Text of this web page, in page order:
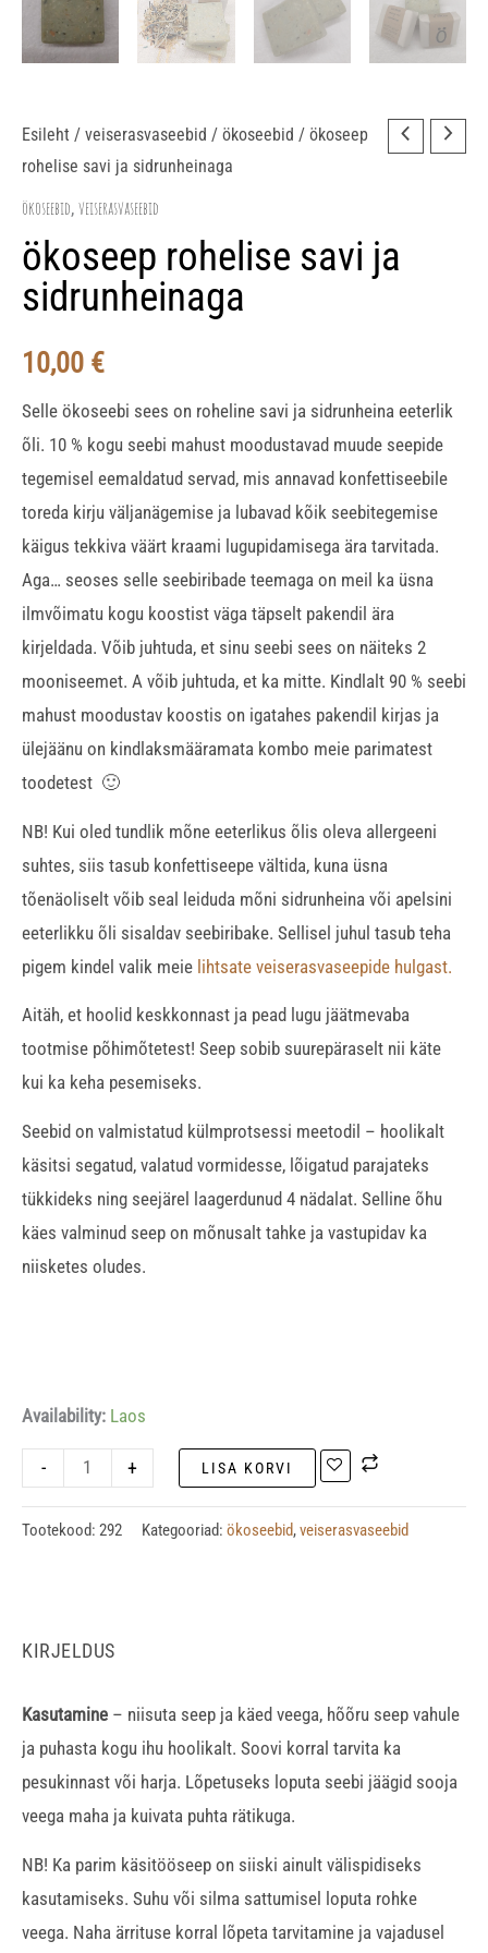
Esileht / veiserasvaseebid / ökoseebid / ökoseep
rohelise savi ja sidrunheinaga
ökoseebid, veiserasvaseebid
ökoseep rohelise savi ja
sidrunheinaga
10,00 €
Selle ökoseebi sees on roheline savi ja sidrunheina eeterlik
õli. 10 % kogu seebi mahust moodustavad muude seepide
tegemisel eemaldatud servad, mis annavad konfettiseebile
toreda kirju väljanägemise ja lubavad kõik seebitegemise
käigus tekkiva väärt kraami lugupidamisega ära tarvitada.
Aga… seoses selle seebiribade teemaga on meil ka üsna
ilmvõimatu kogu koostist väga täpselt pakendil ära
kirjeldada. Võib juhtuda, et sinu seebi sees on näiteks 2
mooniseemet. A võib juhtuda, et ka mitte. Kindlalt 90 % seebi
mahust moodustav koostis on igatahes pakendil kirjas ja
ülejäänu on kindlaksmääramata kombo meie parimatest
toodetest 🙂
NB! Kui oled tundlik mõne eeterlikus õlis oleva allergeeni
suhtes, siis tasub konfettiseepe vältida, kuna üsna
tõenäoliselt võib seal leiduda mõni sidrunheina või apelsini
eeterlikku õli sisaldav seebiribake. Sellisel juhul tasub teha
pigem kindel valik meie lihtsate veiserasvaseepide hulgast.
Aitäh, et hoolid keskkonnast ja pead lugu jäätmevaba
tootmise põhimõtetest! Seep sobib suurepäraselt nii käte
kui ka keha pesemiseks.
Seebid on valmistatud külmprotsessi meetodil – hoolikalt
käsitsi segatud, valatud vormidesse, lõigatud parajateks
tükkideks ning seejärel laagerdunud 4 nädalat. Selline õhu
käes valminud seep on mõnusalt tahke ja vastupidav ka
niisketes oludes.
Availability: Laos
-
ökoseep
rohelise
savi
sidrunheinaga
kogus
+ LISA KORVI
Tootekood: 292 Kategooriad: ökoseebid,veiserasvaseebid
KIRJELDUS
Kasutamine – niisuta seep ja käed veega, hõõru seep vahule
ja puhasta kogu ihu hoolikalt. Soovi korral tarvita ka
pesukinnast või harja. Lõpetuseks loputa seebi jäägid sooja
veega maha ja kuivata puhta rätikuga.
NB! Ka parim käsitööseep on siiski ainult välispidiseks
kasutamiseks. Suhu või silma sattumisel loputa rohke
veega. Naha ärrituse korral lõpeta tarvitamine ja vajadusel